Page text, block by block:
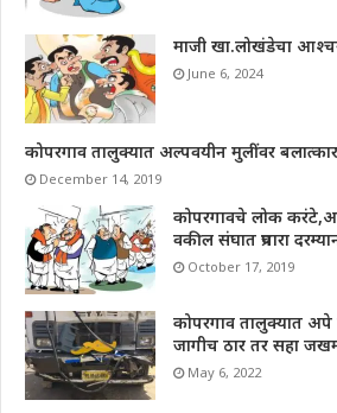
माजी खा.लोखंडेचा
June 6, 2024
कोपरगाव तालुक्यात अल्पवयीन मुलींवर
December 14, 2019
कोपरगावचे लोक
वकील संघात प्रचारा
October 17, 2019
कोपरगाव तालुक्यात
जागीच ठार तर सहा
May 6, 2022